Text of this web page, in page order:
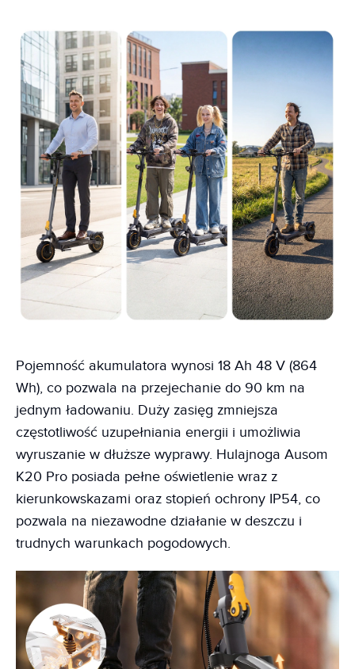
Pojemność akumulatora wynosi 18 Ah 48 V (864
Wh), co pozwala na przejechanie do 90 km na
jednym ładowaniu. Duży zasięg zmniejsza
częstotliwość uzupełniania energii i umożliwia
wyruszanie w dłuższe wyprawy. Hulajnoga Ausom
K20 Pro posiada pełne oświetlenie wraz z
kierunkowskazami oraz stopień ochrony IP54, co
pozwala na niezawodne działanie w deszczu i
trudnych warunkach pogodowych.